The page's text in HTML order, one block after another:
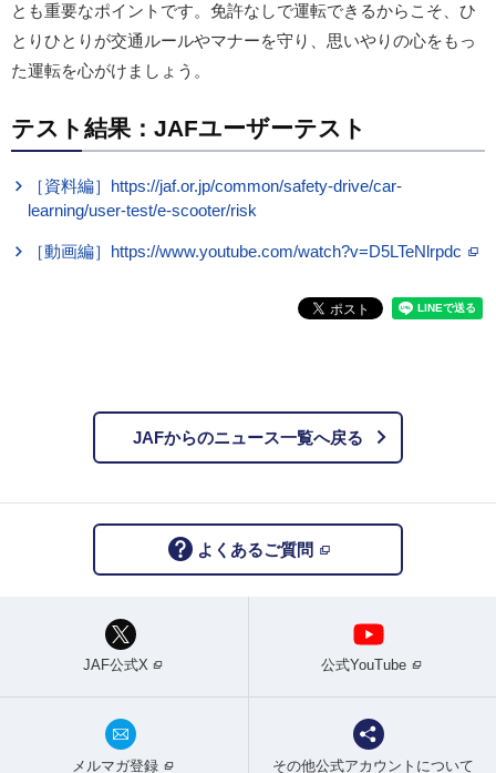
とも重要なポイントです。免許なしで運転できるからこそ、ひ
とりひとりが交通ルールやマナーを守り、思いやりの心をもっ
た運転を心がけましょう。
テスト結果：JAFユーザーテスト
［資料編］https://jaf.or.jp/common/safety-drive/car-
learning/user-test/e-scooter/risk
［動画編］https://www.youtube.com/watch?v=D5LTeNlrpdc
JAFからのニュース一覧へ戻る
よくあるご質問
JAF公式X 公式YouTube
メルマガ登録 その他公式アカウントについて